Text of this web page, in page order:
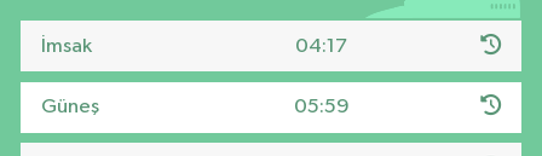
İmsak 04:17
Güneş 05:59